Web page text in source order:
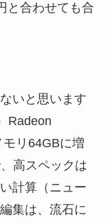
と合わせても合
いと思います
Radeon
リ64GBに増
高スペックは
計算（ニュー
集は、流石に